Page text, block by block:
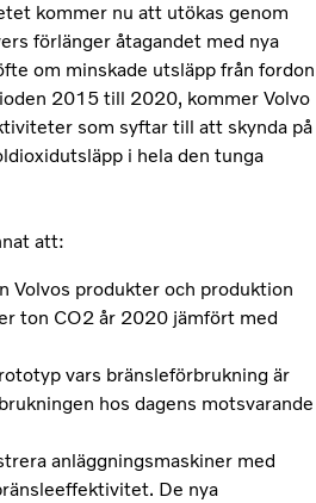
kommer nu att utökas genom
förlänger åtagandet med nya
om minskade utsläpp från fordon
2015 till 2020, kommer Volvo
som syftar till att skynda på
i hela den tunga
att:
Volvos produkter och produktion
ton CO2 år 2020 jämfört med
vars bränsleförbrukning är
hos dagens motsvarande
anläggningsmaskiner med
De nya